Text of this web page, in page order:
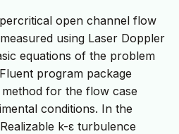
open channel flow
using Laser Doppler
equations of the problem
program package
for the flow case
conditions. In the
k-ε turbulence